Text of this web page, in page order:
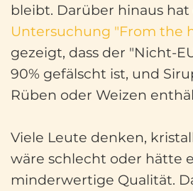
bleibt. Darüber hinaus hat
Untersuchung "From the
gezeigt, dass der "Nicht-
90% gefälscht ist, und
Rüben oder Weizen
Viele Leute denken,
wäre schlecht oder hätte
minderwertige Qualität.